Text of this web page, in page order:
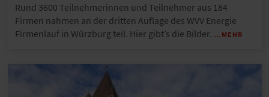
Rund 3600 Teilnehmerinnen und Teilnehmer aus 184
Firmen nahmen an der dritten Auflage des WVV Energie
Firmenlauf in Würzburg teil. Hier gibt’s die Bilder. …MEHR